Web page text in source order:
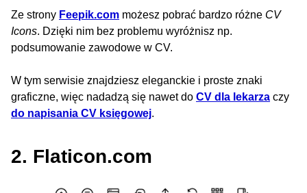
Ze strony Feepik.com możesz pobrać bardzo różne CV
Icons. Dzięki nim bez problemu wyróżnisz np.
podsumowanie zawodowe w CV.
W tym serwisie znajdziesz eleganckie i proste znaki
graficzne, więc nadadzą się nawet do CV dla lekarza czy
do napisania CV księgowej.
2. Flaticon.com